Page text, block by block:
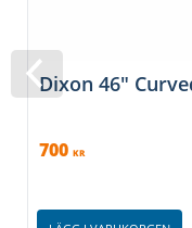
Dixon 46″
700 KR